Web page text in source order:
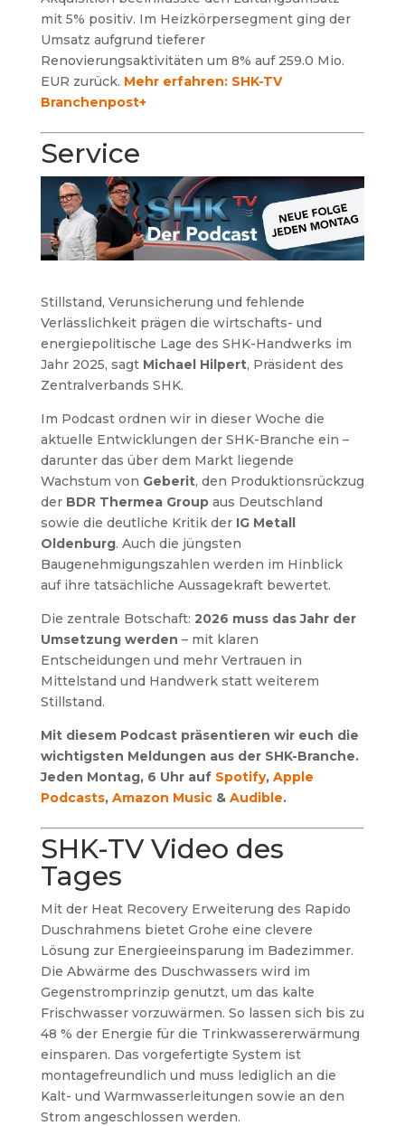
mit 5% positiv. Im Heizkörpersegment ging der
Umsatz aufgrund tieferer
Renovierungsaktivitäten um 8% auf 259.0 Mio.
EUR zurück. Mehr erfahren: SHK-TV
Branchenpost+
Service
Stillstand, Verunsicherung und fehlende
Verlässlichkeit prägen die wirtschafts- und
energiepolitische Lage des SHK-Handwerks im
Jahr 2025, sagt Michael Hilpert, Präsident des
Zentralverbands SHK.
Im Podcast ordnen wir in dieser Woche die
aktuelle Entwicklungen der SHK-Branche ein –
darunter das über dem Markt liegende
Wachstum von Geberit, den Produktionsrückzug
der BDR Thermea Groupaus Deutschland
sowie die deutliche Kritik der IG Metall
Oldenburg. Auch die jüngsten
Baugenehmigungszahlen werden im Hinblick
auf ihre tatsächliche Aussagekraft bewertet.
Die zentrale Botschaft: 2026 muss das Jahr der
Umsetzung werden – mit klaren
Entscheidungen und mehr Vertrauen in
Mittelstand und Handwerk statt weiterem
Stillstand.
Mit diesem Podcast präsentieren wir euch die
wichtigsten Meldungen aus der SHK-Branche.
Jeden Montag, 6 Uhr auf Spotify, Apple
Podcasts, Amazon Music& Audible.
SHK-TV Video des
Tages
Mit der Heat Recovery Erweiterung des Rapido
Duschrahmens bietet Grohe eine clevere
Lösung zur Energieeinsparung im Badezimmer.
Die Abwärme des Duschwassers wird im
Gegenstromprinzip genutzt, um das kalte
Frischwasser vorzuwärmen. So lassen sich bis zu
48 % der Energie für die Trinkwassererwärmung
einsparen. Das vorgefertigte System ist
montagefreundlich und muss lediglich an die
Kalt- und Warmwasserleitungen sowie an den
Strom angeschlossen werden.